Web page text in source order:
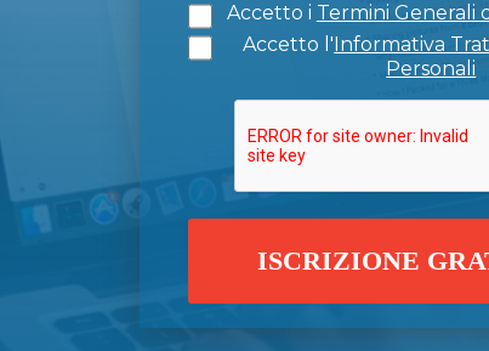
Accetto i Termini Generali
Accetto l'Informativa
Personali